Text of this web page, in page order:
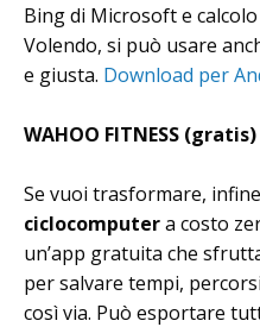
Bing di Microsoft e
Volendo, si può usare
e giusta. Download per
WAHOO FITNESS (gratis)
Se vuoi trasformare,
ciclocomputera costo
un’app gratuita che
per salvare tempi,
così via. Può esportare